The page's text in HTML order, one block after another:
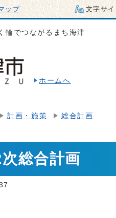
ップ 文字サ
輪でつながるまち海津
ホームへ
計画・施策 総合計画
総合計画